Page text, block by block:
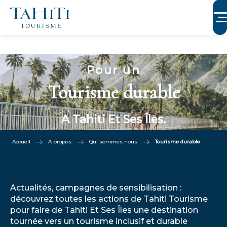
Aller
contenu
Pour un
Tourisme durable
A Tahiti Et Ses Îles.
Accueil A propos Qui sommes nous Tourisme durable
Actualités, campagnes de sensibilisation :
découvrez toutes les actions de Tahiti Tourisme
pour faire de Tahiti Et Ses Îles une destination
tournée vers un tourisme inclusif et durable